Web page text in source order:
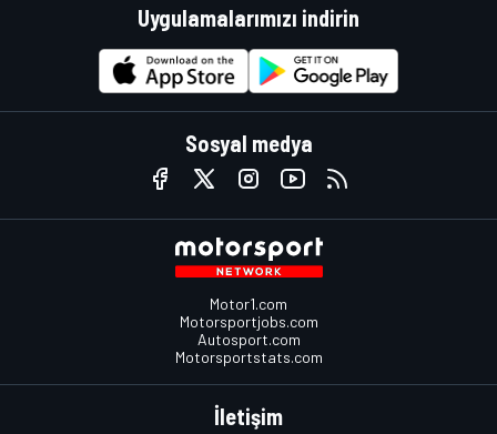
Uygulamalarımızı indirin
Sosyal medya
Motor1.com
Motorsportjobs.com
Autosport.com
Motorsportstats.com
İletişim